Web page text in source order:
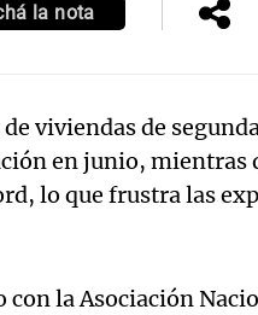
la nota
de viviendas de
en junio, mientras
lo que frustra las
con la Asociación